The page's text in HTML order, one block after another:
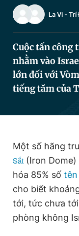
Thông tin tòa
Theo dõi báo trên
Hotline
0906 645 777
La Vi -Trí
Cuộc tấn công
nhằm vào
lớn đối với
tiếng tăm của
Một số hãng
Sắt (Iron
hóa 85% số tên
cho biết
tới, tức chưa
phòng không